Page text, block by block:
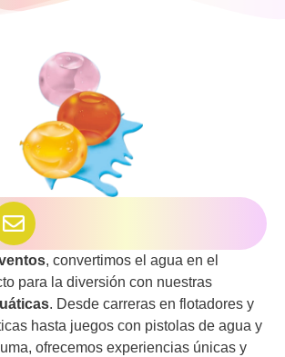
, convertimos el agua en el
para la diversión con nuestras
. Desde carreras en flotadores y
hasta juegos con pistolas de agua y
ofrecemos experiencias únicas y